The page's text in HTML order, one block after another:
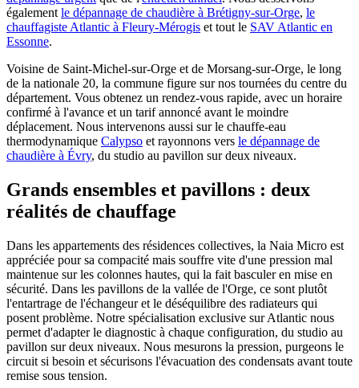
également le dépannage de chaudière à Brétigny-sur-Orge, le
chauffagiste Atlantic à Fleury-Mérogis et tout le SAV Atlantic en
Essonne.
Voisine de Saint-Michel-sur-Orge et de Morsang-sur-Orge, le long
de la nationale 20, la commune figure sur nos tournées du centre du
département. Vous obtenez un rendez-vous rapide, avec un horaire
confirmé à l'avance et un tarif annoncé avant le moindre
déplacement. Nous intervenons aussi sur le chauffe-eau
thermodynamique Calypso et rayonnons vers le dépannage de
chaudière à Évry, du studio au pavillon sur deux niveaux.
Grands ensembles et pavillons : deux
réalités de chauffage
Dans les appartements des résidences collectives, la Naia Micro est
appréciée pour sa compacité mais souffre vite d'une pression mal
maintenue sur les colonnes hautes, qui la fait basculer en mise en
sécurité. Dans les pavillons de la vallée de l'Orge, ce sont plutôt
l'entartrage de l'échangeur et le déséquilibre des radiateurs qui
posent problème. Notre spécialisation exclusive sur Atlantic nous
permet d'adapter le diagnostic à chaque configuration, du studio au
pavillon sur deux niveaux. Nous mesurons la pression, purgeons le
circuit si besoin et sécurisons l'évacuation des condensats avant toute
remise sous tension.